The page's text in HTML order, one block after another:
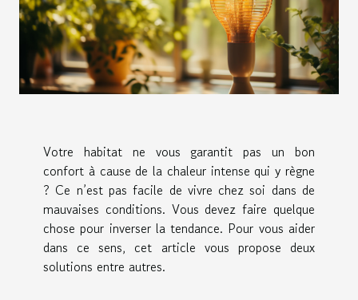
Votre habitat ne vous garantit pas un bon
confort à cause de la chaleur intense qui y règne
? Ce n’est pas facile de vivre chez soi dans de
mauvaises conditions. Vous devez faire quelque
chose pour inverser la tendance. Pour vous aider
dans ce sens, cet article vous propose deux
solutions entre autres.